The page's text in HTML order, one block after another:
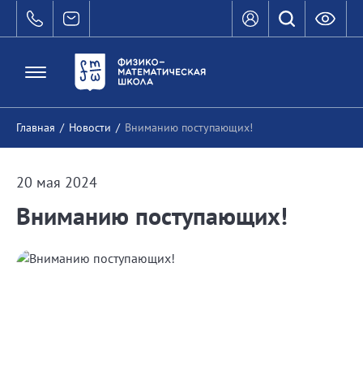
Главная / Новости / Вниманию поступающих!
20 мая 2024
Вниманию поступающих!